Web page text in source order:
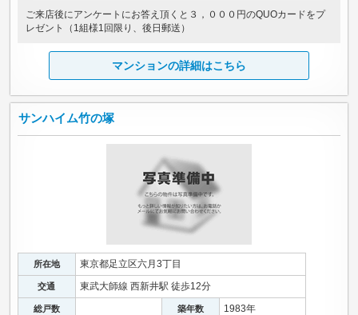
ご来店後にアンケートにお答え頂くと３，０００円のQUOカードをプ
レゼント（1組様1回限り、後日郵送）
マンションの詳細はこちら
サンハイム竹の塚
所在地 東京都足立区六月3丁目
交通 東武大師線 西新井駅 徒歩12分
総戸数 築年数 1983年